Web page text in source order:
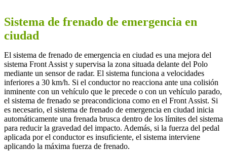
Sistema de frenado de emergencia en
ciudad
El sistema de frenado de emergencia en ciudad es una mejora del
sistema Front Assist y supervisa la zona situada delante del Polo
mediante un sensor de radar. El sistema funciona a velocidades
inferiores a 30 km/h. Si el conductor no reacciona ante una colisión
inminente con un vehículo que le precede o con un vehículo parado,
el sistema de frenado se preacondiciona como en el Front Assist. Si
es necesario, el sistema de frenado de emergencia en ciudad inicia
automáticamente una frenada brusca dentro de los límites del sistema
para reducir la gravedad del impacto. Además, si la fuerza del pedal
aplicada por el conductor es insuficiente, el sistema interviene
aplicando la máxima fuerza de frenado.